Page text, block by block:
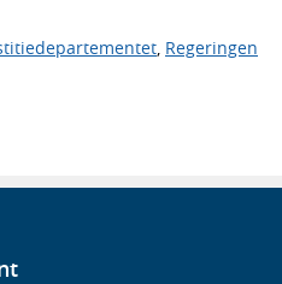
Regeringen